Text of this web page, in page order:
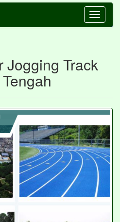
Toggle
Jogging Track